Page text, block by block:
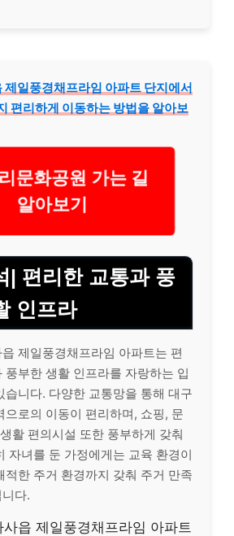
제일풍경채프라임 아파트 단지에서
편리하게 이동하는 방법을 알아보
문화공원 가는 길
알아보기
| 편리한 교통과 풍
인프라
제일풍경채프라임 아파트는 편
풍부한 생활 인프라를 자랑하는 입
습니다. 다양한 교통망을 통해 대구
으로의 이동이 편리하며, 쇼핑, 문
활 편의시설 또한 풍부하게 갖춰
자녀를 둔 가정에게는 교육 환경이
적한 주거 환경까지 갖춰 주거 만족
다.
읍 제일풍경채프라임 아파트